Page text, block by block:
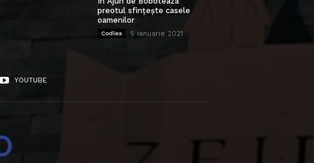
preotul sfințește casele
oamenilor
Codlea 5 ianuarie 2021
YOUTUBE